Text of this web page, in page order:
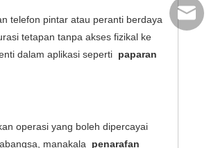
telefon pintar atau peranti berdaya
tetapan tanpa akses fizikal ke
dalam aplikasi seperti paparan
operasi yang boleh dipercayai
manakala penarafan